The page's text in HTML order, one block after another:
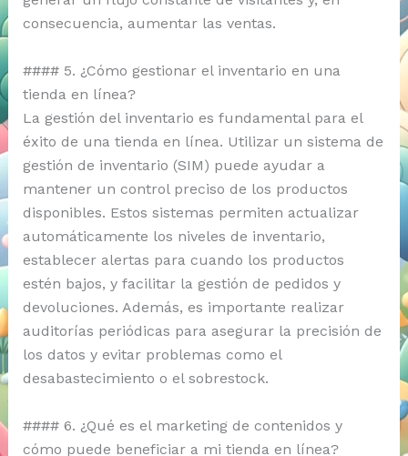
consecuencia, aumentar las ventas.
#### 5. ¿Cómo gestionar el inventario en una
tienda en línea?
La gestión del inventario es fundamental para el
éxito de una tienda en línea. Utilizar un sistema de
gestión de inventario (SIM) puede ayudar a
mantener un control preciso de los productos
disponibles. Estos sistemas permiten actualizar
automáticamente los niveles de inventario,
establecer alertas para cuando los productos
estén bajos, y facilitar la gestión de pedidos y
devoluciones. Además, es importante realizar
auditorías periódicas para asegurar la precisión de
los datos y evitar problemas como el
desabastecimiento o el sobrestock.
#### 6. ¿Qué es el marketing de contenidos y
cómo puede beneficiar a mi tienda en línea?